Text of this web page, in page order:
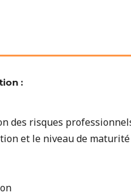
:
des risques
et le niveau de